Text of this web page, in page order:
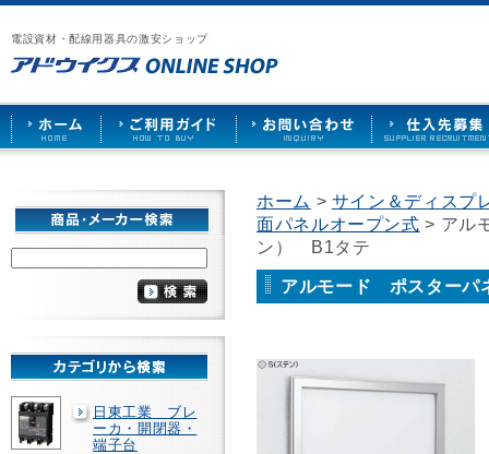
電設資材・配線用器具の激安ショップ
漏
電
ブ
レ
ー
カ
ー
や
照
ケ
ッ
ト
な
で
販
売
ア
ウ
イ
ス
HOME
ご
用
ガ
ド
お
い
合
せ
仕
先
募
日東工業 ブレ
ーカ・開閉器・
端子台
ホーム > サイン＆ディス
面パネルオープン式 > アル
ン） B1タテ
アルモード ポスター